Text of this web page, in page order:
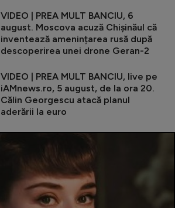
VIDEO | PREA MULT BANCIU, 6
august. Moscova acuză Chișinăul că
inventează amenințarea rusă după
descoperirea unei drone Geran-2
VIDEO | PREA MULT BANCIU, live pe
iAMnews.ro, 5 august, de la ora 20.
Călin Georgescu atacă planul
aderării la euro